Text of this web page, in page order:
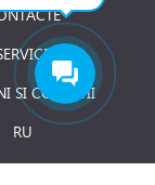
SI CONDITII
RU